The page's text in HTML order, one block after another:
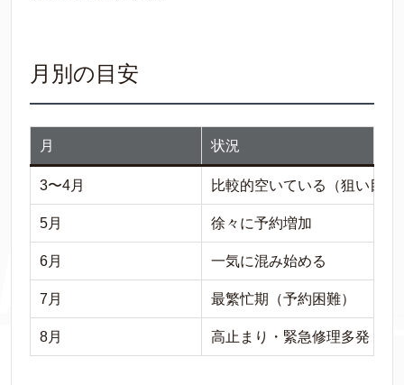
月別の目安
月 状況
3〜4月 比較的空いている（狙い目）
5月 徐々に予約増加
6月 一気に混み始める
7月 最繁忙期（予約困難）
8月 高止まり・緊急修理多発